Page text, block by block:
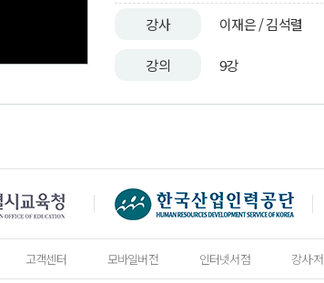
강사 이재은 / 김석렬
강의 9강
고객센터 모바일버전 인터넷서점 강사·